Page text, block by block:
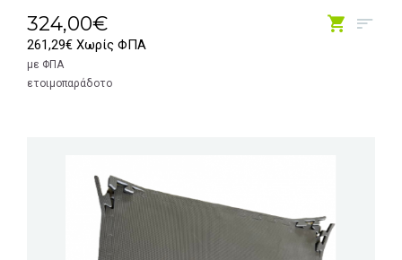
324,00€
261,29€ Χωρίς ΦΠΑ
με ΦΠΑ
ετοιμοπαράδοτο